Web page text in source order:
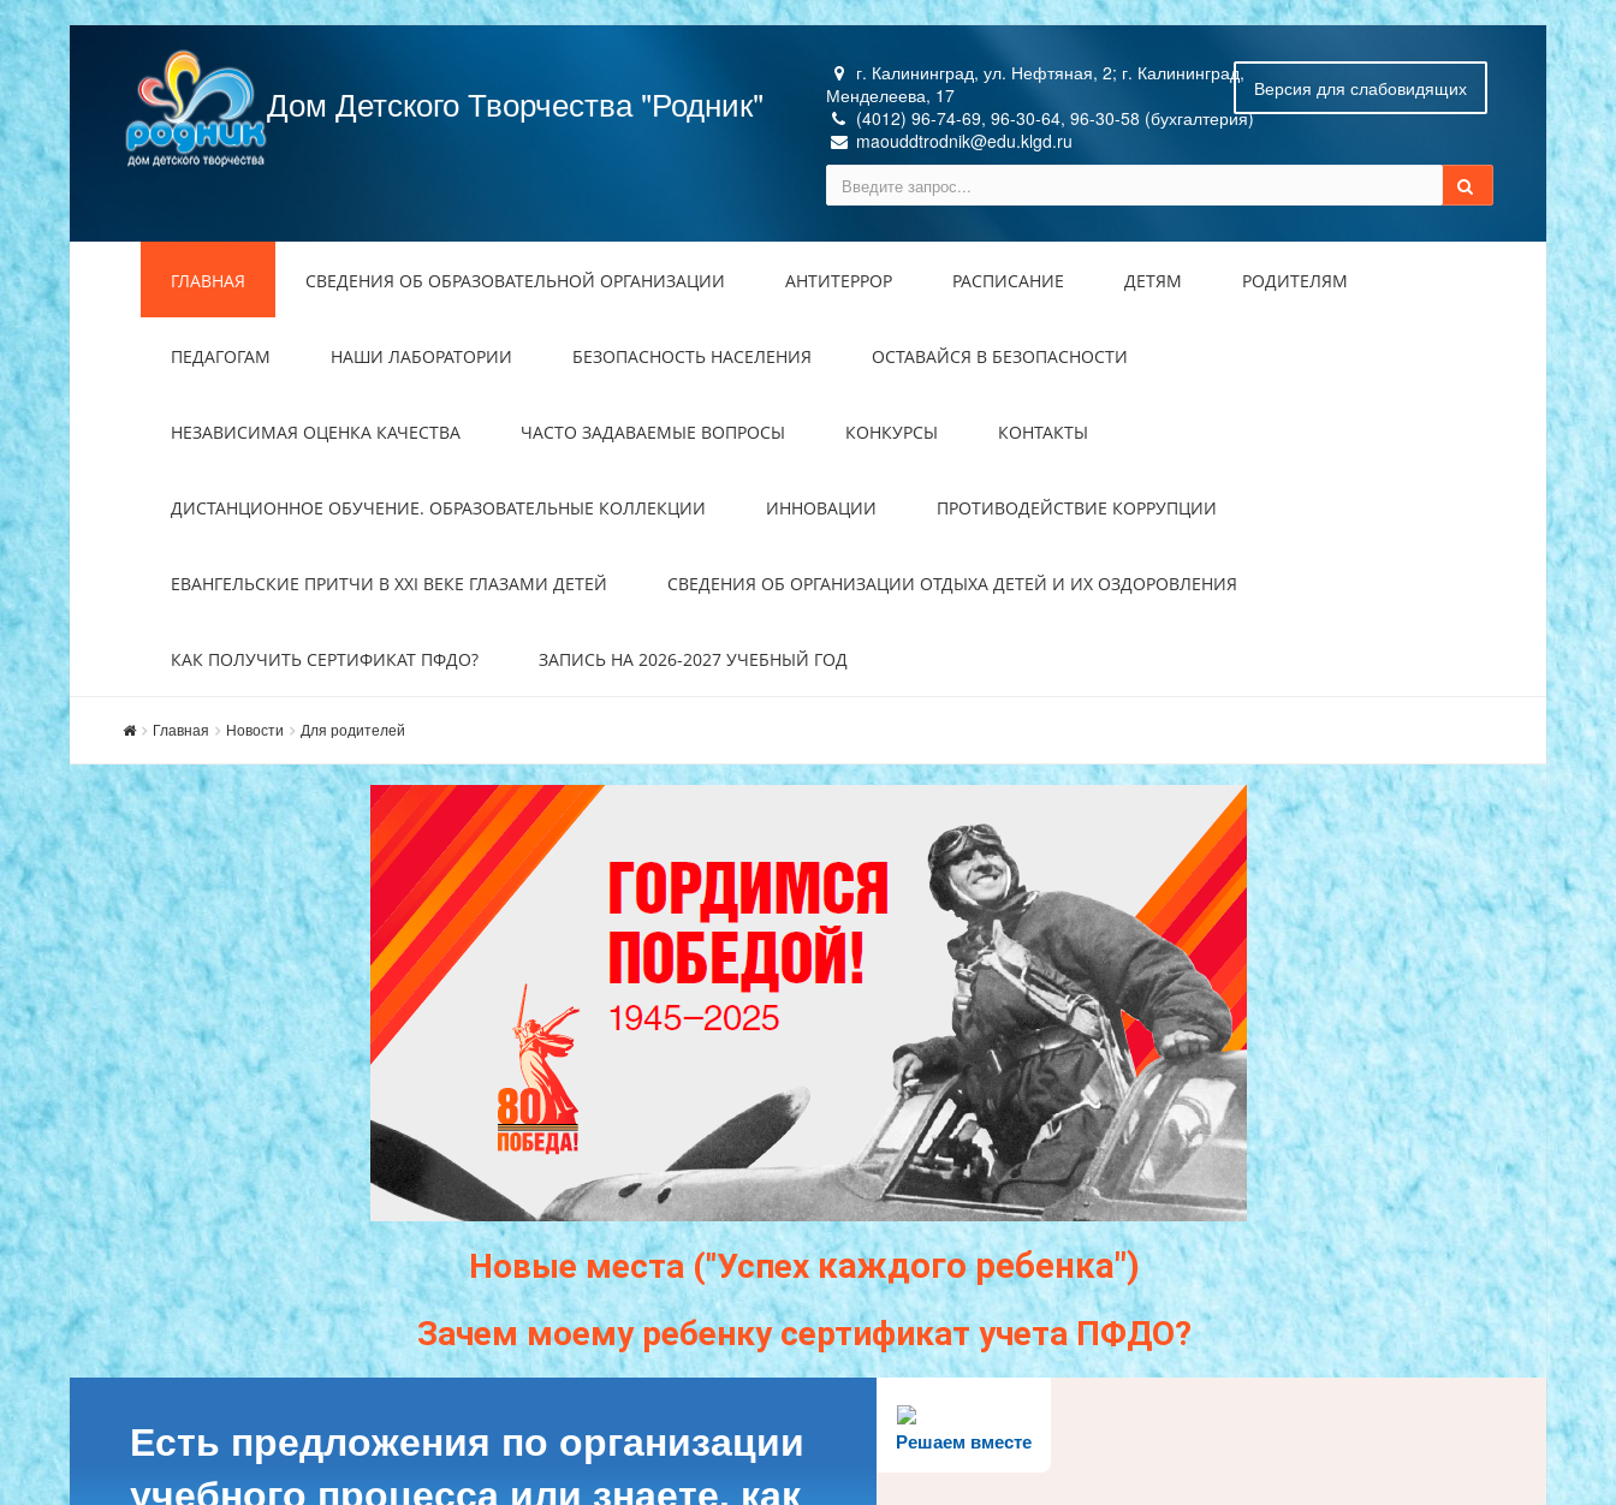
Дом Детского Творчества "Родник"
г. Калининград, ул. Нефтяная, 2; г. Калининград,
Менделеева, 17
(4012) 96-74-69, 96-30-64, 96-30-58 (бухгалтерия)
maouddtrodnik@edu.klgd.ru
Версия для слабовидящих
ГЛАВНАЯ СВЕДЕНИЯ ОБ ОБРАЗОВАТЕЛЬНОЙ ОРГАНИЗАЦИИ АНТИТЕРРОР РАСПИСАНИЕ ДЕТЯМ РОДИТЕЛЯМ
ПЕДАГОГАМ НАШИ ЛАБОРАТОРИИ БЕЗОПАСНОСТЬ НАСЕЛЕНИЯ ОСТАВАЙСЯ В БЕЗОПАСНОСТИ
НЕЗАВИСИМАЯ ОЦЕНКА КАЧЕСТВА ЧАСТО ЗАДАВАЕМЫЕ ВОПРОСЫ КОНКУРСЫ КОНТАКТЫ
ДИСТАНЦИОННОЕ ОБУЧЕНИЕ. ОБРАЗОВАТЕЛЬНЫЕ КОЛЛЕКЦИИ ИННОВАЦИИ ПРОТИВОДЕЙСТВИЕ КОРРУПЦИИ
ЕВАНГЕЛЬСКИЕ ПРИТЧИ В XXI ВЕКЕ ГЛАЗАМИ ДЕТЕЙ СВЕДЕНИЯ ОБ ОРГАНИЗАЦИИ ОТДЫХА ДЕТЕЙ И ИХ ОЗДОРОВЛЕНИЯ
КАК ПОЛУЧИТЬ СЕРТИФИКАТ ПФДО? ЗАПИСЬ НА 2026-2027 УЧЕБНЫЙ ГОД
Главная Новости Для родителей
Новые места ("Успехкаждогоребенка")
Зачем моему ребенку сертификат учета ПФДО?
Решаем вместе
Есть предложения по организации
учебного процесса или знаете, как